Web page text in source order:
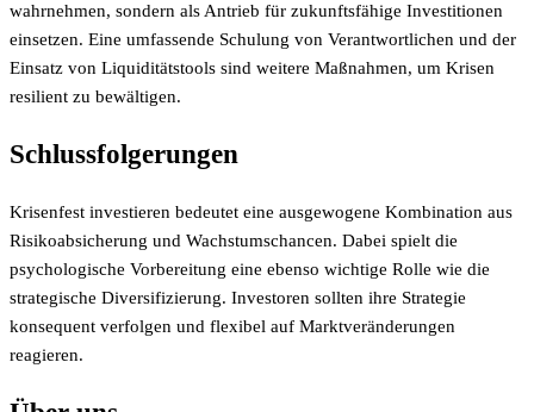
wahrnehmen, sondern als Antrieb für zukunftsfähige Investitionen
einsetzen. Eine umfassende Schulung von Verantwortlichen und der
Einsatz von Liquiditätstools sind weitere Maßnahmen, um Krisen
resilient zu bewältigen.
Schlussfolgerungen
Krisenfest investieren bedeutet eine ausgewogene Kombination aus
Risikoabsicherung und Wachstumschancen. Dabei spielt die
psychologische Vorbereitung eine ebenso wichtige Rolle wie die
strategische Diversifizierung. Investoren sollten ihre Strategie
konsequent verfolgen und flexibel auf Marktveränderungen
reagieren.